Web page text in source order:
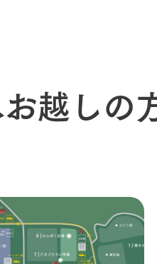
越しの